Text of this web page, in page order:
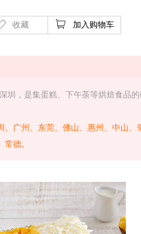
收藏 加入购物车
圳，是集蛋糕、下午茶等烘焙食品
、广州、东莞、佛山、惠州、中山
德。